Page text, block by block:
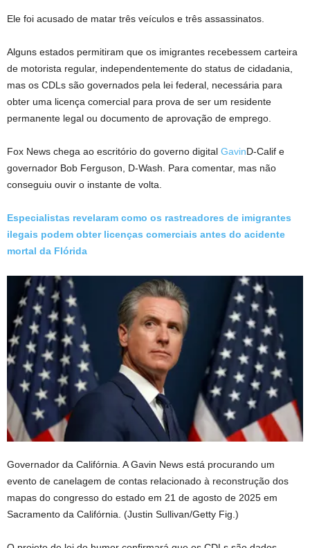
Ele foi acusado de matar três veículos e três assassinatos.
Alguns estados permitiram que os imigrantes recebessem carteira
de motorista regular, independentemente do status de cidadania,
mas os CDLs são governados pela lei federal, necessária para
obter uma licença comercial para prova de ser um residente
permanente legal ou documento de aprovação de emprego.
Fox News chega ao escritório do governo digital GavinD-Calif e
governador Bob Ferguson, D-Wash. Para comentar, mas não
conseguiu ouvir o instante de volta.
Especialistas revelaram como os rastreadores de imigrantes
ilegais podem obter licenças comerciais antes do acidente
mortal da Flórida
Governador da Califórnia. A Gavin News está procurando um
evento de canelagem de contas relacionado à reconstrução dos
mapas do congresso do estado em 21 de agosto de 2025 em
Sacramento da Califórnia. (Justin Sullivan/Getty Fig.)